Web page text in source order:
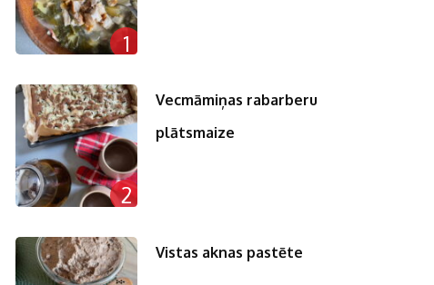
1
2
Vecmāmiņas rabarberu
plātsmaize
Vistas aknas pastēte